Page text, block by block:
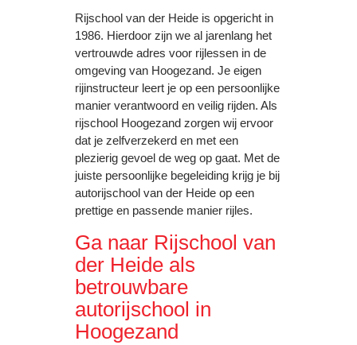
Rijschool van der Heide is opgericht in
1986. Hierdoor zijn we al jarenlang het
vertrouwde adres voor rijlessen in de
omgeving van Hoogezand. Je eigen
rijinstructeur leert je op een persoonlijke
manier verantwoord en veilig rijden. Als
rijschool Hoogezand zorgen wij ervoor
dat je zelfverzekerd en met een
plezierig gevoel de weg op gaat. Met de
juiste persoonlijke begeleiding krijg je bij
autorijschool van der Heide op een
prettige en passende manier rijles.
Ga naar Rijschool van
der Heide als
betrouwbare
autorijschool in
Hoogezand